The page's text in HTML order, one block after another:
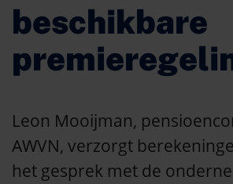
beschikbare
Leon Mooijman,
AWVN, verzorgt
het gesprek met de